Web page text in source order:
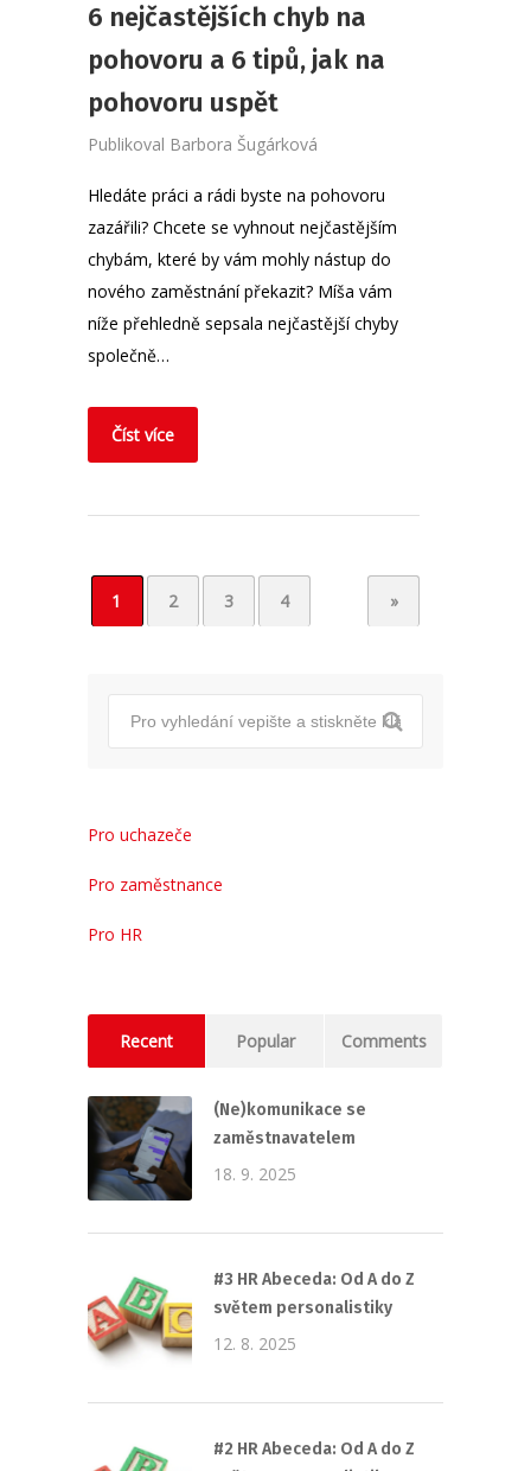
6 nejčastějších chyb na
pohovoru a 6 tipů, jak na
pohovoru uspět
Publikoval Barbora Šugárková
Hledáte práci a rádi byste na pohovoru
zazářili? Chcete se vyhnout nejčastějším
chybám, které by vám mohly nástup do
nového zaměstnání překazit? Míša vám
níže přehledně sepsala nejčastější chyby
společně…
Číst více
1 2 3 4 »
Pro uchazeče
Pro zaměstnance
Pro HR
Recent Popular Comments
(Ne)komunikace se
zaměstnavatelem
18. 9. 2025
#3 HR Abeceda: Od A do Z
světem personalistiky
12. 8. 2025
#2 HR Abeceda: Od A do Z